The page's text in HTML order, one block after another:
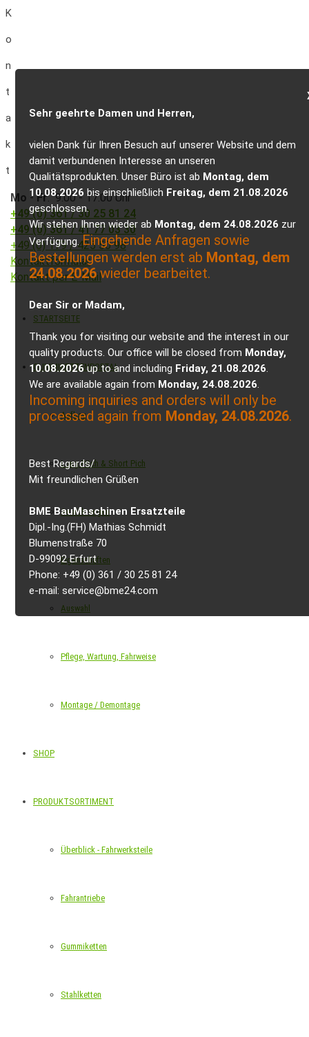
K
o
n
t
a
k
t
Mo -Fr: 9.00 - 17.00 Uhr
+49 (0) 361 / 30 25 81 24
+49 (0) 361 / 41 77 03 30
+49 (0) 179 / 425 50 98
Kontaktformular
Kontakt per E-Mail
STARTSEITE
GUMMIKETTENPORTAL
Aufbau
Long Pitch & Short Pich
Ausführungen
Eigenschaften
Auswahl
Pflege, Wartung, Fahrweise
Montage / Demontage
SHOP
PRODUKTSORTIMENT
Überblick - Fahrwerksteile
Fahrantriebe
Gummiketten
Stahlketten
Sehr geehrte Damen und Herren,
vielen Dank für Ihren Besuch auf unserer Website und dem
damit verbundenen Interesse an unseren
Qualitätsprodukten. Unser Büro ist ab Montag, dem
10.08.2026 bis einschließlich Freitag, dem 21.08.2026
geschlossen.
Wir stehen Ihnen wieder ab Montag, dem 24.08.2026 zur
Verfügung.Eingehende Anfragen sowie
Bestellungen werden erst ab Montag, dem
24.08.2026wieder bearbeitet.
Dear Sir or Madam,
Thank you for visiting our website and the interest in our
quality products. Our office will be closed from Monday,
10.08.2026up to and including Friday, 21.08.2026.
We are available again from Monday, 24.08.2026.
Incoming inquiries and orders will only be
processed again from Monday, 24.08.2026.
Best Regards/
Mit freundlichen Grüßen
BME BauMaschinen Ersatzteile
Dipl.-Ing.(FH) Mathias Schmidt
Blumenstraße 70
D-99092 Erfurt
Phone: +49 (0) 361 / 30 25 81 24
e-mail: service@bme24.com